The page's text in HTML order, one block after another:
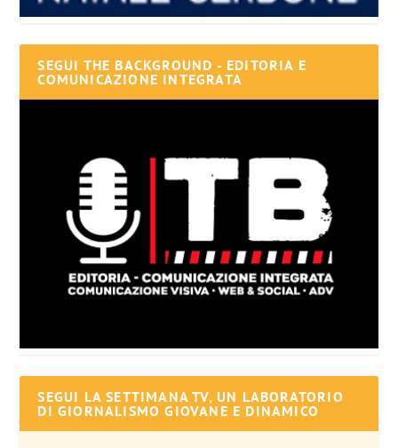
SEGUI THE BACKGROUND - EDITORIA E
COMUNICAZIONE INTEGRATA
SEGUI LA SETTIMANA TV, UN LABORATORIO
DI GIORNALISMO GIOVANE E DINAMICO